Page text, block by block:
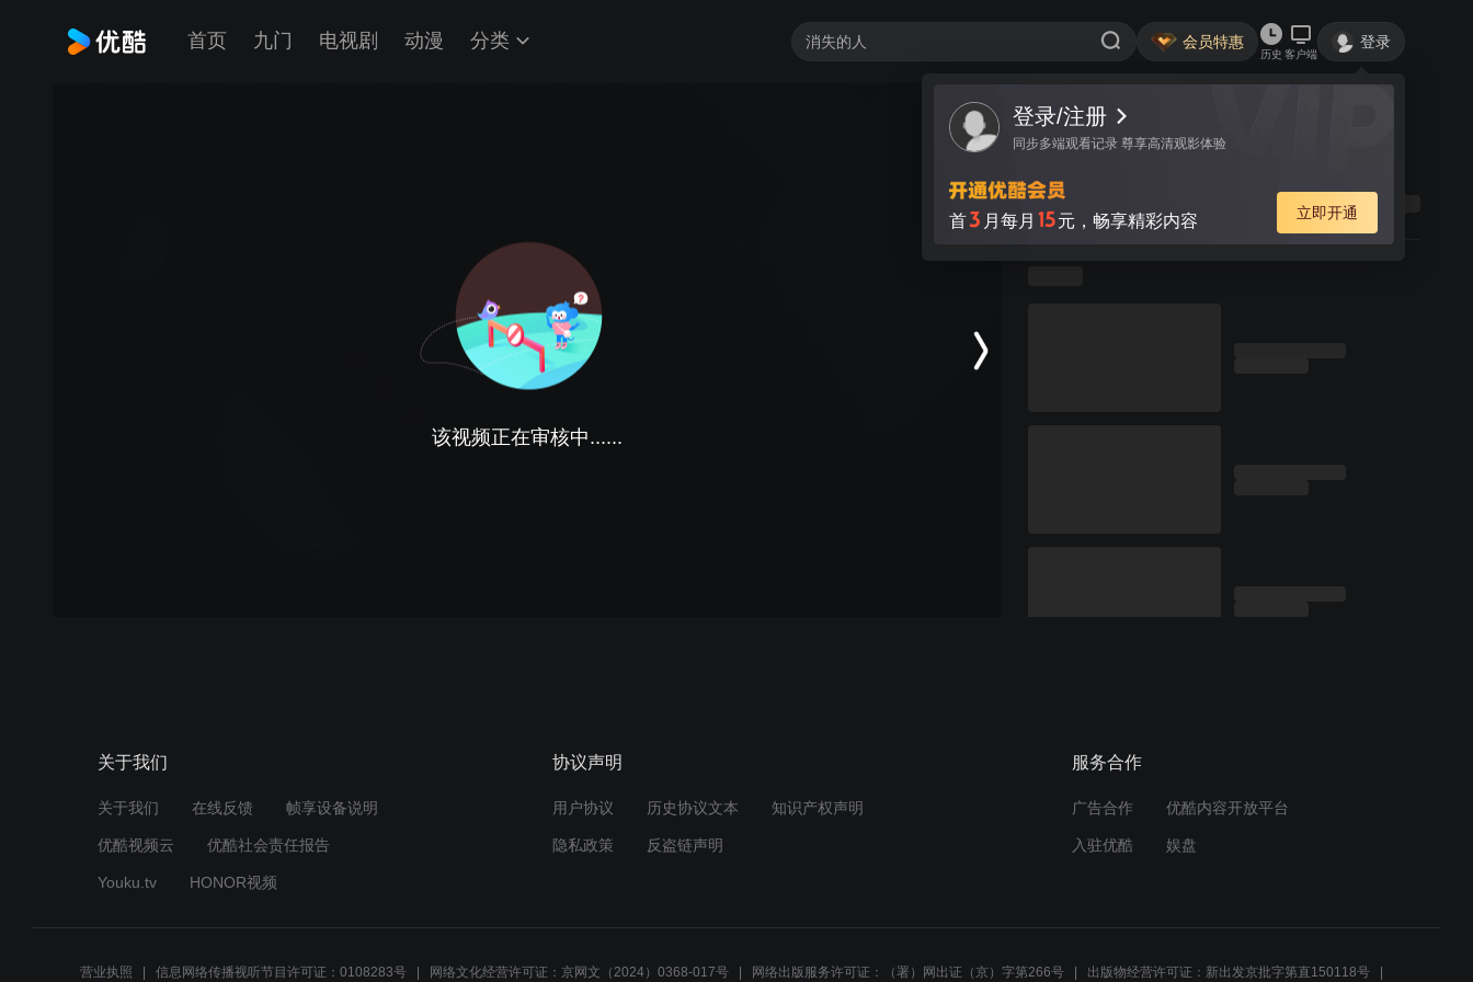
首页 九门 电视剧 动漫 分类 会员特惠
历史 客户端
登录
登录/注册
同步多端观看记录 尊享高清观影体验
首3 月每月 15元，畅享精彩内容 立即开通
该视频正在审核中......
关于我们
关于我们 在线反馈 帧享设备说明
优酷视频云 优酷社会责任报告
Youku.tv HONOR视频
协议声明
用户协议 历史协议文本 知识产权声明
隐私政策 反盗链声明
服务合作
广告合作 优酷内容开放平台
入驻优酷 娱盘
营业执照 信息网络传播视听节目许可证：0108283号 网络文化经营许可证：京网文（2024）0368-017号 网络出版服务许可证：（署）网出证（京）字第266号 出版物经营许可证：新出发京批字第直150118号